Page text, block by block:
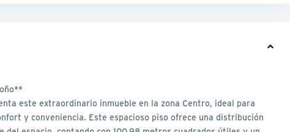
este extraordinario inmueble en la zona Centro, ideal para
y conveniencia. Este espacioso piso ofrece una distribución